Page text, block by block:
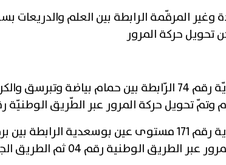
وغير المرقّمة الرابطة بين العلم والدريعات
تحويل حركة المرور
الطّريق الجهويّة رقم 74 الرّابطة بين حمام بياضة
تحويل حركة المرور عبر الطّريق الوطنيّة
الطريق الجهوية رقم 171 مستوى عين بوسعدية
الوطنية رقم 04 ثم الطريق الجهوية رقم 73